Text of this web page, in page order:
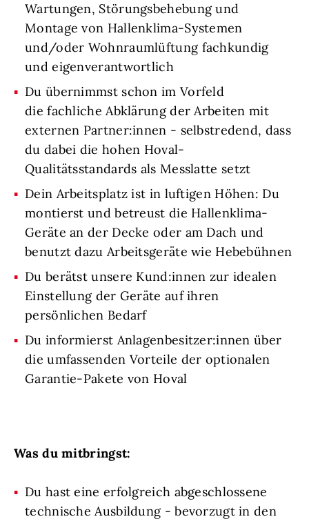
Wartungen, Störungsbehebung und
Montage von Hallenklima-Systemen
und/oder Wohnraumlüftung fachkundig
und eigenverantwortlich
Du übernimmst schon im Vorfeld
die fachliche Abklärung der Arbeiten mit
externen Partner:innen - selbstredend, dass
du dabei die hohen Hoval-
Qualitätsstandards als Messlatte setzt
Dein Arbeitsplatz ist in luftigen Höhen: Du
montierst und betreust die Hallenklima-
Geräte an der Decke oder am Dach und
benutzt dazu Arbeitsgeräte wie Hebebühnen
Du berätst unsere Kund:innen zur idealen
Einstellung der Geräte auf ihren
persönlichen Bedarf
Du informierst Anlagenbesitzer:innen über
die umfassenden Vorteile der optionalen
Garantie-Pakete von Hoval
Was du mitbringst:
Du hast eine erfolgreich abgeschlossene
technische Ausbildung - bevorzugt in den